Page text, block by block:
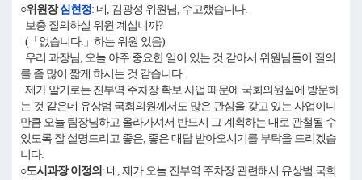
○위원장심현정: 네, 김광성 위원님, 수고했습니다.
보충 질의하실 위원 계십니까?
(「없습니다.」하는 위원 있음)
우리 과장님, 오늘 아주 중요한 일이 있는 것 같아서 위원님들이 질의
를 좀 많이 짧게 하시는 것 같습니다.
제가 알기로는 진부역 주차장 확보 사업 때문에 국회의원실에 방문하
는 것 같은데 유상범 국회의원께서도 많은 관심을 갖고 있는 사업이니
만큼 오늘 팀장님하고 올라가셔서 반드시 그 계획하는 대로 관철될 수
있도록 잘 설명드리고 좋은, 좋은 대답 받아오시기를 부탁을 드리겠습
니다.
○도시과장 이정의 : 네, 제가 오늘 진부역 주차장 관련해서 유상범 국회